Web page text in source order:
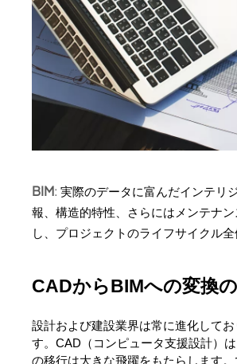
BIM: 実際のデータに富んだインテリ
報、構造的特性、さらにはメンテナ
し、プロジェクトのライフサイクル
CADからBIMへの変換
設計および建設業界は常に進化して
す。CAD（コンピュータ支援設計）
の移行は大きな飛躍をもたらします